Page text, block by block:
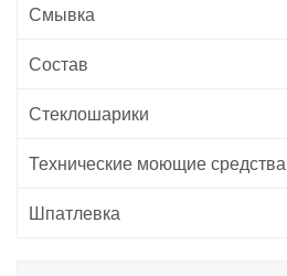
Смывка
Состав
Стеклошарики
Технические моющие средства
Шпатлевка